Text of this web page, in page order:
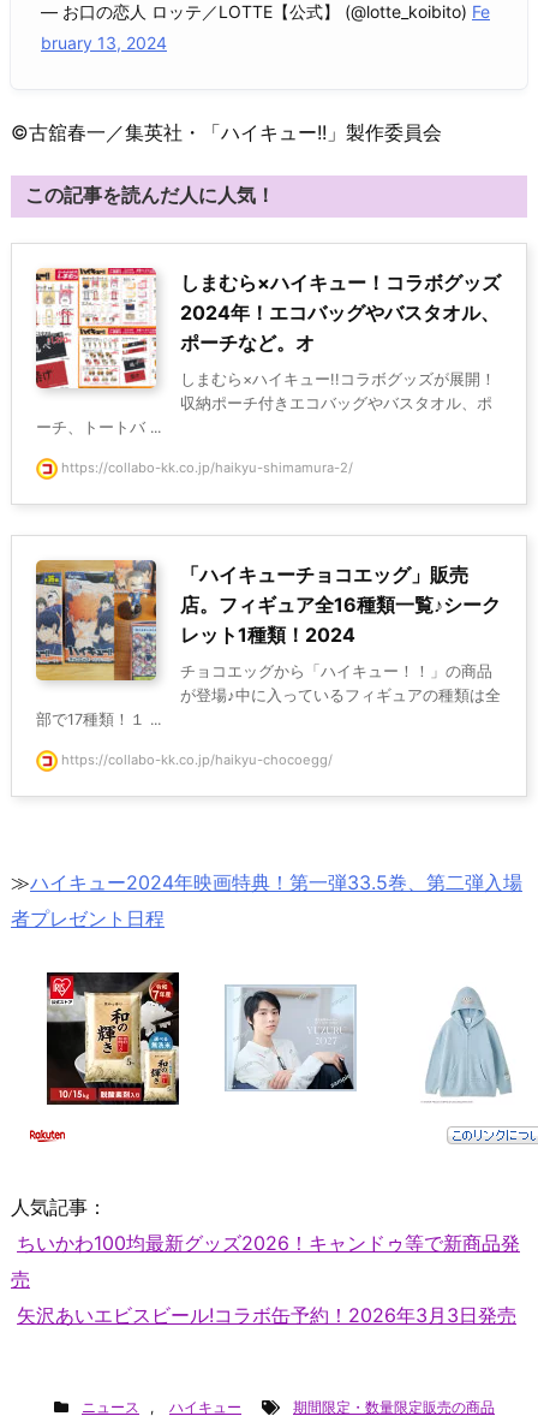
— お口の恋人 ロッテ／LOTTE【公式】 (@lotte_koibito) Fe
bruary 13, 2024
©古舘春一／集英社・「ハイキュー!!」製作委員会
この記事を読んだ人に人気！
しまむら×ハイキュー！コラボグッズ
2024年！エコバッグやバスタオル、
ポーチなど。オ
しまむら×ハイキュー!!コラボグッズが展開！
収納ポーチ付きエコバッグやバスタオル、ポ
ーチ、トートバ ...
https://collabo-kk.co.jp/haikyu-shimamura-2/
「ハイキューチョコエッグ」販売
店。フィギュア全16種類一覧♪シーク
レット1種類！2024
チョコエッグから「ハイキュー！！」の商品
が登場♪中に入っているフィギュアの種類は全
部で17種類！１ ...
https://collabo-kk.co.jp/haikyu-chocoegg/
≫ハイキュー2024年映画特典！第一弾33.5巻、第二弾入場
者プレゼント日程
人気記事：
ちいかわ100均最新グッズ2026！キャンドゥ等で新商品発
売
矢沢あいエビスビール!コラボ缶予約！2026年3月3日発売
ニュース , ハイキュー 期間限定・数量限定販売の商品